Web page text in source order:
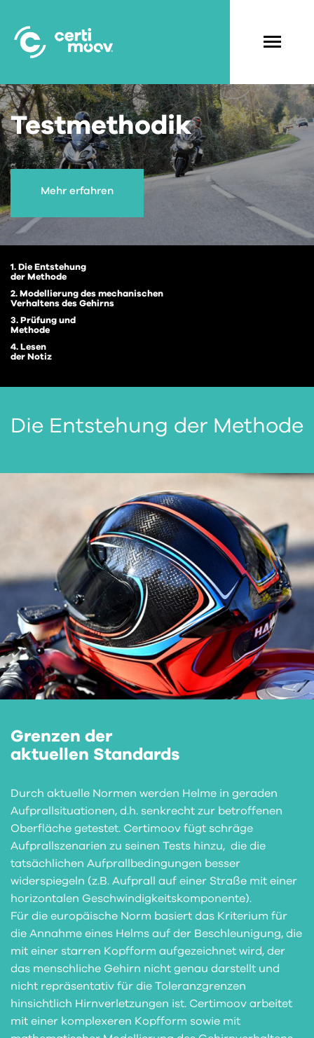
main
content
Testmethodik
Mehr erfahren
1. Die Entstehung
der Methode
2. Modellierung des mechanischen
Verhaltens des Gehirns
3. Prüfung und
Methode
4. Lesen
der Notiz
Die Entstehung der Methode
Grenzen der
aktuellen Standards
Durch aktuelle Normen werden Helme in geraden
Aufprallsituationen, d.h. senkrecht zur betroffenen
Oberfläche getestet. Certimoov fügt schräge
Aufprallszenarien zu seinen Tests hinzu, die die
tatsächlichen Aufprallbedingungen besser
widerspiegeln (z.B. Aufprall auf einer Straße mit einer
horizontalen Geschwindigkeitskomponente).
Für die europäische Norm basiert das Kriterium für
die Annahme eines Helms auf der Beschleunigung, die
mit einer starren Kopfform aufgezeichnet wird, der
das menschliche Gehirn nicht genau darstellt und
nicht repräsentativ für die Toleranzgrenzen
hinsichtlich Hirnverletzungen ist. Certimoov arbeitet
mit einer komplexeren Kopfform sowie mit